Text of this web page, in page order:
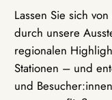
Lassen Sie sich
durch unsere
regionalen
Stationen – und
und